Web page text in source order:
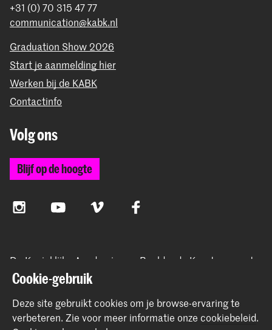
+31 (0) 70 315 47 77
communication@kabk.nl
Graduation Show 2026
Start je aanmelding hier
Werken bij de KABK
Contactinfo
Volg ons
Blijf op de hoogte
InstagramYouTube Vimeo Facebook
De Koninklijke Academie van Beeldende Kunsten vormt
samen met het Koninklijk Conservatorium de Hogeschool
der Kunsten Den Haag
Cookie-gebruik
Deze site gebruikt cookies om je browse-ervaring te
verbeteren. Zie voor meer informatie onze cookiebeleid.